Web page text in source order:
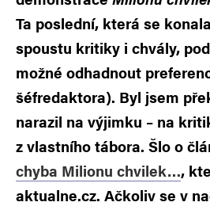
Ta poslední, která se
spoustu kritiky i chvály,
možné odhadnout
šéfredaktora). Byl jsem
narazil na výjimku – na
z vlastního tábora. Šlo o
chyba Milionu chvilek…,
aktualne.cz. Ačkoliv se v